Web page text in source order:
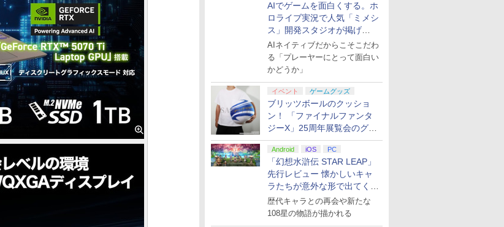
AIでゲームを面白くする。ホ
ロライブ実況で人気「ミメシ
ス」開発スタジオが掲げ
る“AI活用の信念”とは？【講
演レポート】
AIネイティブだからこそこだわ
る「プレーヤーにとって面白い
かどうか」
イベント ゲームグッズ
ブリッツボールのクッショ
ン！ 「ファイナルファンタ
ジーX」25周年展覧会のグッ
ズ情報が公開
Android iOS PC
「幻想水滸伝 STAR LEAP」
先行レビュー 懐かしいキャ
ラたちが意外な形で出てくる
シリーズ完全新作！
歴代キャラとの再会や新たな
108星の物語が描かれる